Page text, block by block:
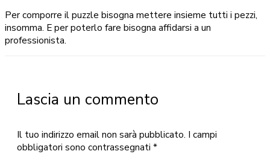
Per comporre il puzzle bisogna mettere insieme tutti i pezzi,
insomma. E per poterlo fare bisogna affidarsi a un
professionista.
Lascia un commento
Il tuo indirizzo email non sarà pubblicato. I campi
obbligatori sono contrassegnati *